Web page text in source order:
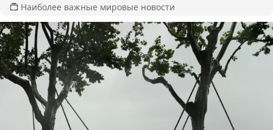
Наиболее важные мировые новости